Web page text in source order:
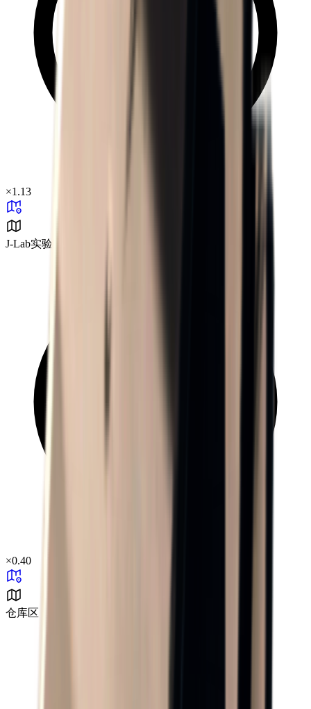
×1.13
J-Lab实验室
×0.40
仓库区